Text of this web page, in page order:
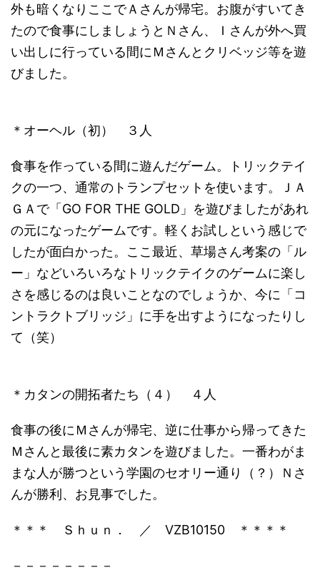
外も暗くなりここでＡさんが帰宅。お腹がすいてき
たので食事にしましょうとＮさん、Ｉさんが外へ買
い出しに行っている間にＭさんとクリベッジ等を遊
びました。
＊オーヘル（初） ３人
食事を作っている間に遊んだゲーム。トリックテイ
クの一つ、通常のトランプセットを使います。ＪＡ
ＧＡで「GO FOR THE GOLD」を遊びましたがあれ
の元になったゲームです。軽くお試しという感じで
したが面白かった。ここ最近、草場さん考案の「ル
ー」などいろいろなトリックテイクのゲームに楽し
さを感じるのは良いことなのでしょうか、今に「コ
ントラクトブリッジ」に手を出すようになったりし
て（笑）
＊カタンの開拓者たち（４） ４人
食事の後にＭさんが帰宅、逆に仕事から帰ってきた
Ｍさんと最後に素カタンを遊びました。一番わがま
まな人が勝つという学園のセオリー通り（？）Ｎさ
んが勝利、お見事でした。
＊＊＊ Ｓｈｕｎ． ／ VZB10150 ＊＊＊＊
－－－－－－－－